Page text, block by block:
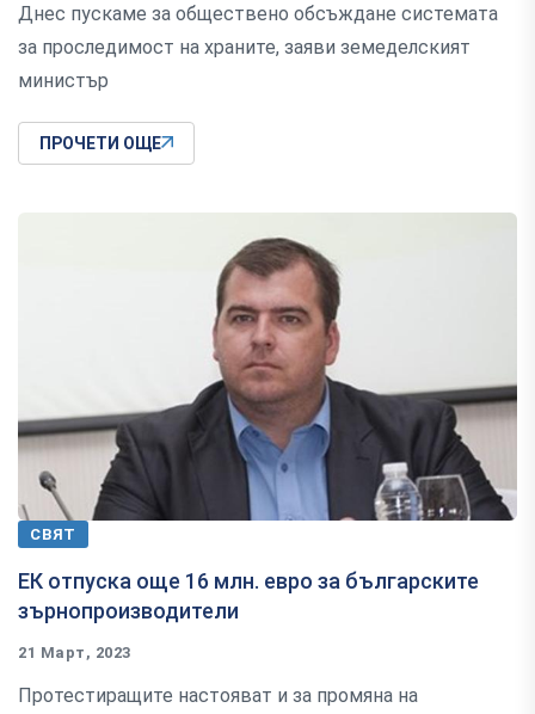
Днес пускаме за обществено обсъждане системата
за проследимост на храните, заяви земеделският
министър
ПРОЧЕТИ ОЩЕ
СВЯТ
ЕК отпуска още 16 млн. евро за българските
зърнопроизводители
21 Март, 2023
Протестиращите настояват и за промяна на